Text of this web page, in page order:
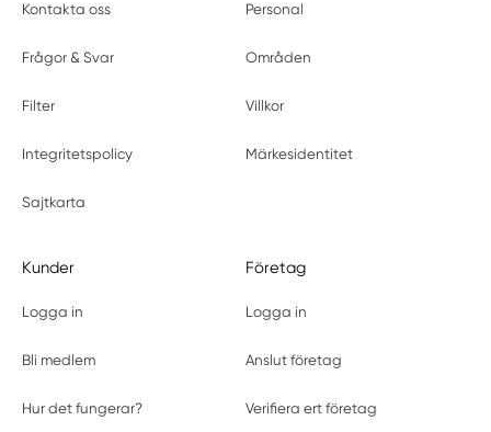
Kontakta oss Personal
Frågor & Svar Områden
Filter Villkor
Integritetspolicy Märkesidentitet
Sajtkarta
Kunder
Logga in
Bli medlem
Hur det fungerar?
Företag
Logga in
Anslut företag
Verifiera ert företag